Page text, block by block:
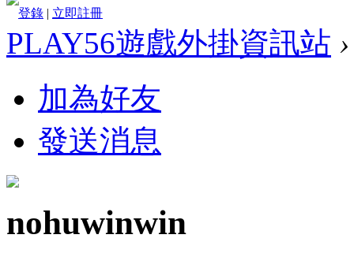
登錄 | 立即註冊
PLAY56遊戲外掛資訊站 ›
加為好友
發送消息
nohuwinwin